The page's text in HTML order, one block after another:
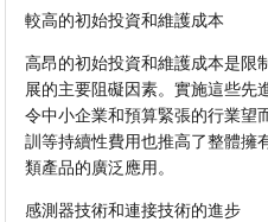
較高的初始投資和維護成本
高昂的初始投資和維護成本是限
展的主要阻礙因素。實施這些先
令中小企業和預算緊張的行業望
訓等持續性費用也推高了整體擁
類產品的廣泛應用。
感測器技術和連接技術的進步